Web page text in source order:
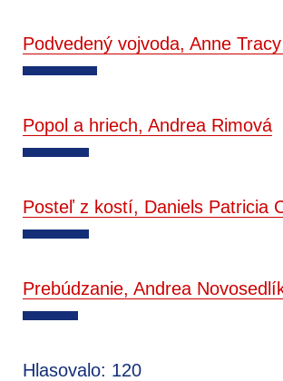
Podvedený vojvoda, Anne
Popol a hriech, Andrea Rimová
Posteľ z kostí, Daniels Patricia
Prebúdzanie, Andrea
Hlasovalo: 120